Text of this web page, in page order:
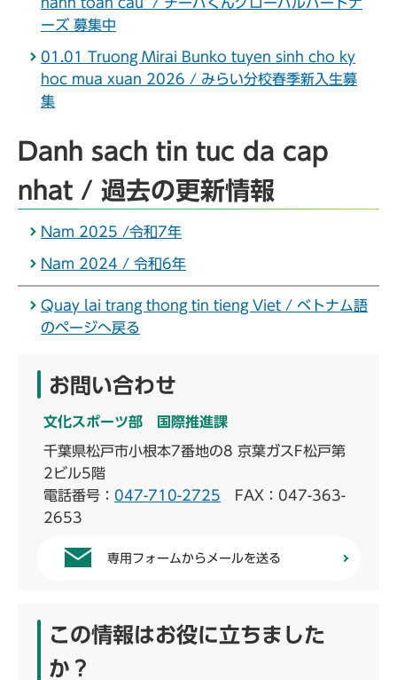
ーズ 募集中
01.01 Truong Mirai Bunko tuyen sinh cho ky
hoc mua xuan 2026 / みらい分校春季新入生募
集
Danh sach tin tuc da cap
nhat / 過去の更新情報
Nam 2025 /令和7年
Nam 2024 / 令和6年
Quay lai trang thong tin tieng Viet / ベトナム語
のページへ戻る
お問い合わせ
文化スポーツ部 国際推進課
千葉県松戸市小根本7番地の8 京葉ガスF松戸第
2ビル5階
電話番号： 047-710-2725 FAX：047-363-
2653
専用フォームからメールを送る
この情報はお役に立ちました
か？